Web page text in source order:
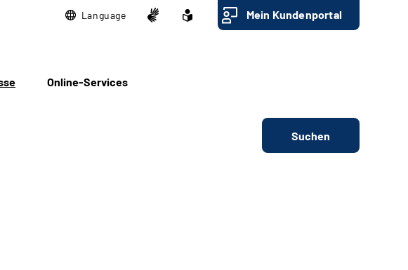
Language Mein Kundenportal
Online-Services
Suchen